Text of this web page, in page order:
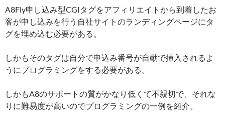
A8Fly申し込み型CGIタグをアフィリエイトから到着したお
客が申し込みを行う自社サイトのランディングページにタ
グを埋め込む必要がある。
しかもそのタグは自分で申込み番号が自動で挿入されるよ
うにプログラミングをする必要がある。
しかもA8のサポートの質がかなり低くて不親切で、それな
りに難易度が高いのでプログラミングの一例を紹介。